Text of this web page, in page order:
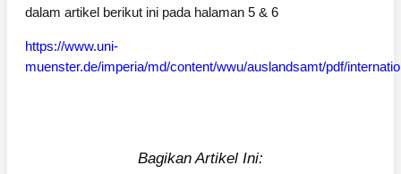
dalam artikel berikut ini pada halaman 5 & 6
https://www.uni-
muenster.de/imperia/md/content/wwu/auslandsamt/pdf/
Bagikan Artikel Ini: